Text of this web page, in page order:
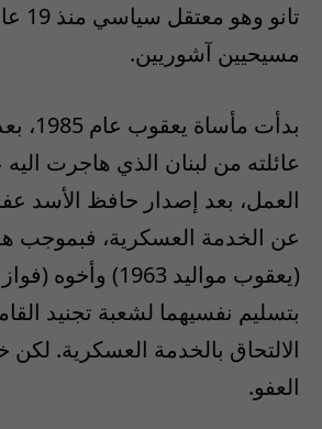
مسيحيين آشوريين.
بدأت
العمل، بعد إصدار حافظ الأسد
عن الخدمة العسكرية، فبموجب
بتسليم نفسيهما لشعبة تجنيد
الالتحاق بالخدمة العسكرية. لكن
العفو.